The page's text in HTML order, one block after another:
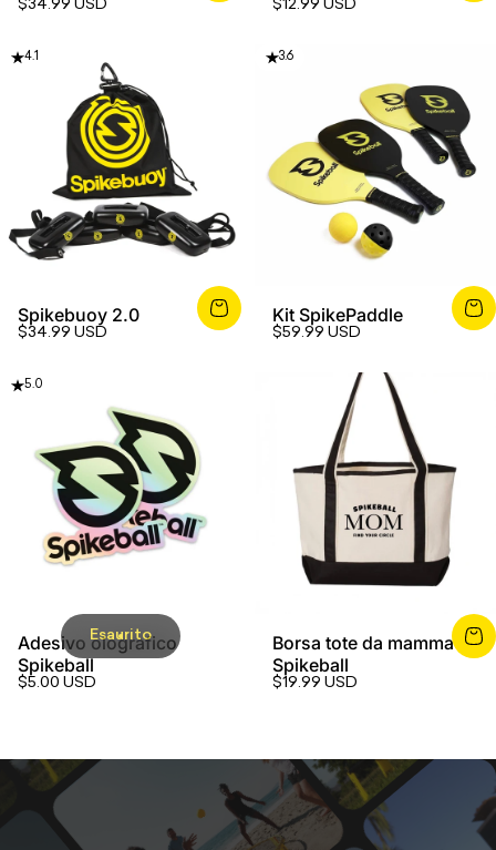
$34.99 USD $12.99 USD
4.1
Spikebuoy 2.0
$34.99 USD
3.6
Kit SpikePaddle
$59.99 USD
5.0
Esaurito
Adesivo olografico
Spikeball
$5.00 USD
Borsa tote da mamma
Spikeball
$19.99 USD